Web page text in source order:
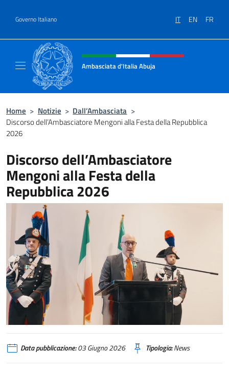
Governo Italiano IT EN FR
Intestazione sito, social e menù
Ambasciata d'Italia Abuja
Home > Notizie > Dall’Ambasciata >
Discorso dell’Ambasciatore Mengoni alla Festa della Repubblica
2026
Discorso dell’Ambasciatore
Mengoni alla Festa della
Repubblica 2026
Data pubblicazione:03 Giugno 2026 Tipologia:News